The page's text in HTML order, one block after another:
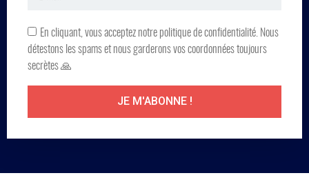
En cliquant, vous acceptez notre politique de confidentialité. Nous
détestons les spams et nous garderons vos coordonnées toujours
secrètes 🙏
JE M'ABONNE !